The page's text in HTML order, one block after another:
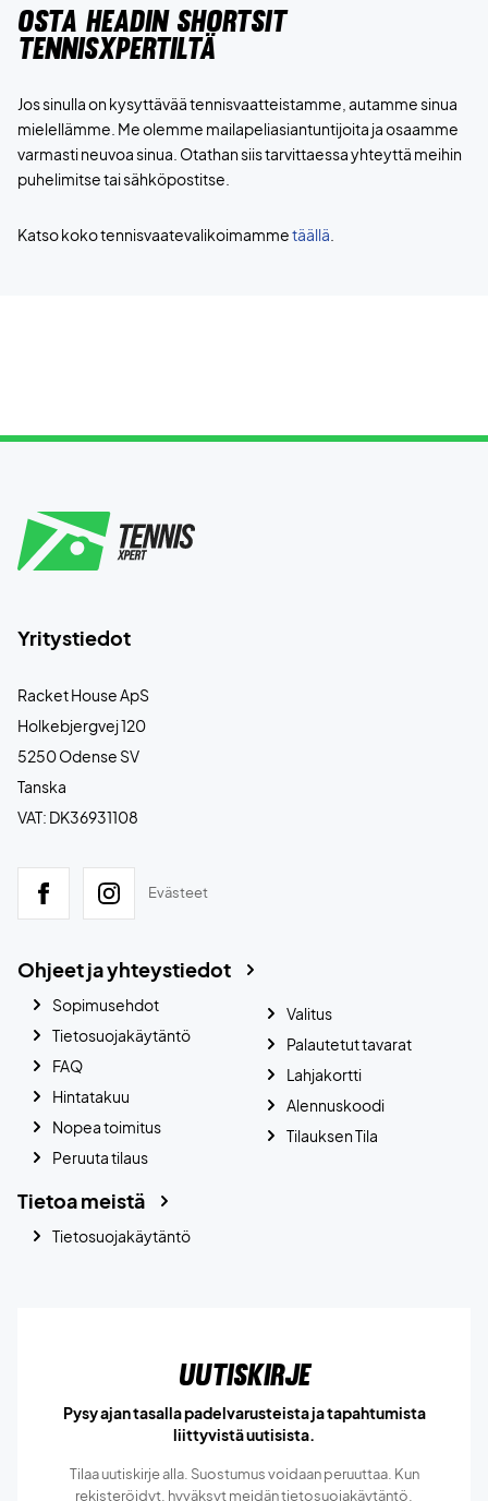
OSTA HEADIN SHORTSIT
TENNISXPERTILTÄ
Jos sinulla on kysyttävää tennisvaatteistamme, autamme sinua
mielellämme. Me olemme mailapeliasiantuntijoita ja osaamme
varmasti neuvoa sinua. Otathan siis tarvittaessa yhteyttä meihin
puhelimitse tai sähköpostitse.
Katso koko tennisvaatevalikoimammetäällä
Yritystiedot
Racket House ApS
Holkebjergvej 120
5250 Odense SV
Tanska
VAT: DK36931108
Evästeet
Ohjeet ja yhteystiedot
Sopimusehdot
Tietosuojakäytäntö
FAQ
Hintatakuu
Nopea toimitus
Peruuta tilaus
Valitus
Palautetut tavarat
Lahjakortti
Alennuskoodi
Tilauksen Tila
Tietoa meistä
Tietosuojakäytäntö
Uutiskirje
Pysy ajan tasalla padelvarusteista ja tapahtumista
liittyvistä uutisista.
Tilaa uutiskirje alla. Suostumus voidaan peruuttaa. Kun
rekisteröidyt, hyväksyt meidäntietosuojakäytäntö.